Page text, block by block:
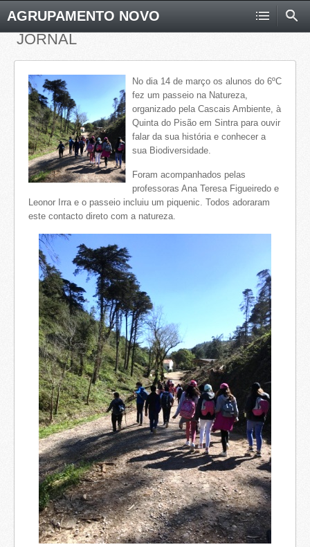
AGRUPAMENTO NOVO
JORNAL
No dia 14 de março os alunos do 6ºC
fez um passeio na Natureza,
organizado pela Cascais Ambiente, à
Quinta do Pisão em Sintra para ouvir
falar da sua história e conhecer a
sua Biodiversidade.
Foram acompanhados pelas
professoras Ana Teresa Figueiredo e
Leonor Irra e o passeio incluiu um piquenic. Todos adoraram
este contacto direto com a natureza.